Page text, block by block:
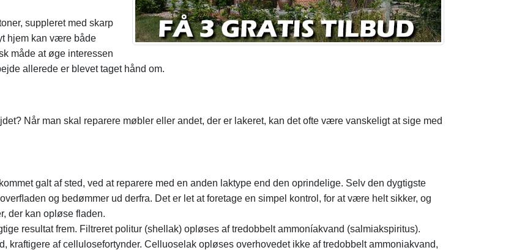
suppleret med skarp
hjem kan være både
måde at øge interessen
allerede er blevet taget hånd om.
Når man skal reparere møbler eller andet, der er lakeret, kan det ofte være vanskeligt at sige med
galt af sted, ved at reparere med en anden laktype end den oprindelige. Selv den dygtigste
og bedømmer ud derfra. Det er let at foretage en simpel kontrol, for at være helt sikker, og
der kan opløse fladen.
resultat frem. Filtreret politur (shellak) opløses af tredobbelt ammoníakvand (salmiakspiritus).
kraftigere af cellulosefortynder. Celluoselak opløses overhovedet ikke af tredobbelt ammoniakvand,